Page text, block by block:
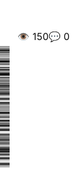
👁️ 150💬 0